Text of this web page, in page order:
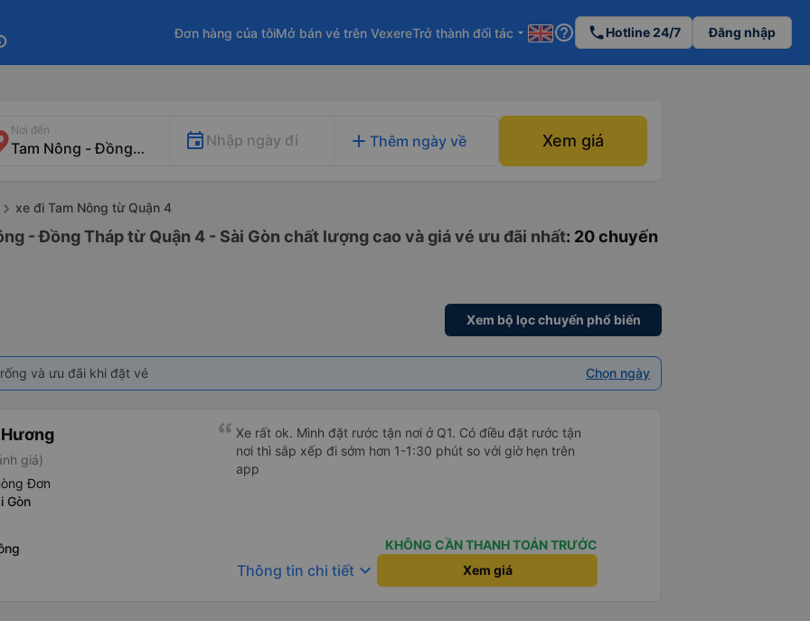
Đơn hàng của tôiMở bán vé trên VexereTrở thành đối tác arrow_drop_down help_outline phoneHotline 24/7 Đăng nhập
Nơi đến
Nhập ngày đi add Thêm ngày về Xem giá
xe đi Tam Nông từ Quận 4
- Đồng Tháp từ Quận 4 - Sài Gòn chất lượng cao và giá vé ưu đãi nhất: 20 chuyến
Xem bộ lọc chuyến phổ biến
và ưu đãi khi đặt vé Chọn ngày
giá)
Đơn
Gòn
Xe rất ok. Mình đặt rước tận nơi ở Q1. Có điều đặt rước tận
nơi thì sắp xếp đi sớm hơn 1-1:30 phút so với giờ hẹn trên
app
KHÔNG CẦN THANH TOÁN TRƯỚC
Thông tin chi tiết keyboard_arrow_down Xem giá